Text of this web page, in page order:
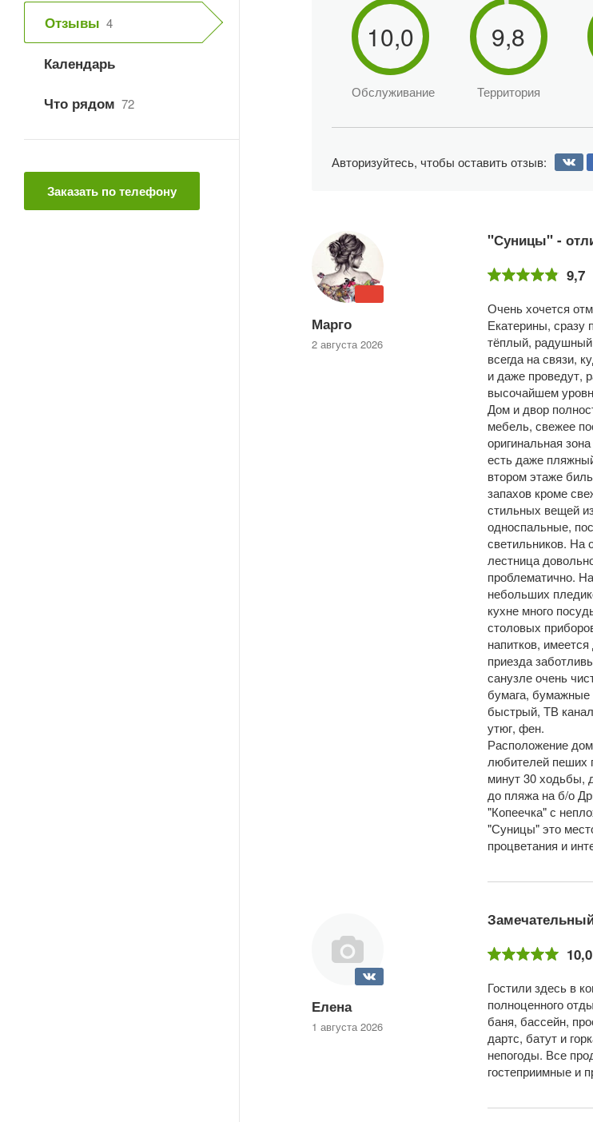
Отзывы 4
Календарь
Что рядом 72
Заказать по телефону
10,0
Обслуживание
9,8
Территория
Авторизуйтесь, чтобы оставить отзыв:
Марго
2 августа 2026
"Суницы" -
9,7
Очень хочется
Екатерины, сразу
тёплый,
всегда на связи,
и даже проведут,
высочайшем
Дом и двор
мебель, свежее
оригинальная
есть даже
втором этаже
запахов кроме
стильных вещей
односпальные,
светильников. На
лестница
проблематично.
небольших
кухне много
столовых
напитков,
приезда
санузле очень
бумага, бумажные
быстрый, ТВ
утюг, фен.
Расположение
любителей пеших
минут 30 ходьбы,
до пляжа на б/о
"Копеечка" с
"Суницы" это
процветания и
Елена
1 августа 2026
10,0
Гостили здесь в
полноценного
баня, бассейн,
дартс, батут и
непогоды. Все
гостеприимные и